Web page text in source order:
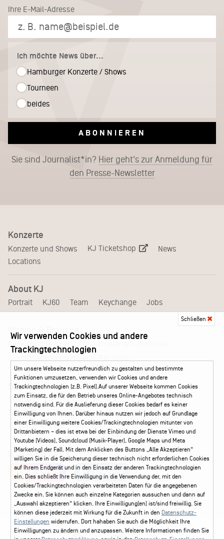
Ihre E-Mail-Adresse
Ich möchte News über...
Hamburger Konzerte / Shows
Tourneen
beides
ABONNIEREN
Sie sind Journalist*in? Hier geht's zur Anmeldung für
den Presse-Newsletter
Konzerte
Konzerte und Shows KJ Ticketshop
News
Locations
About KJ
Portrait KJ60 Team Keychange Jobs
Medien & Branche
Booking Presse
Service
Kontakt Leichte Sprache
FAQ / Hilfe
Ticketshop Hamburg
Gutscheine
Callback-Service
Ticketservice 040 - 413 22 60
Social Media
Instagram Facebook
Schließen
Wir verwenden Cookies und andere
Trackingtechnologien
Um unsere Webseite nutzerfreundlich zu gestalten und bestimmte
Funktionen umzusetzen, verwenden wir Cookies und andere
Trackingtechnologien (z.B. Pixel).Auf unserer Webseite kommen Cookies
zum Einsatz, die für den Betrieb unseres Online-Angebotes technisch
notwendig sind. Für die Auslieferung dieser Cookies bedarf es keiner
Einwilligung von Ihnen. Darüber hinaus nutzen wir jedoch auf Grundlage
einer Einwilligung weitere Cookies/Trackingtechnologien mitunter von
Drittanbietern – dies ist etwa bei der Einbindung der Dienste Vimeo und
Youtube (Videos), Soundcloud (Musik-Player), Google Maps und Meta
(Marketing) der Fall. Mit dem Anklicken des Buttons „Alle Akzeptieren“
willigen Sie in die Speicherung dieser technisch nicht erforderlichen Cookies
auf Ihrem Endgerät und in den Einsatz der anderen Trackingtechnologien
ein. Dies schließt Ihre Einwilligung in die Verwendung der, mit den
Cookies/Trackingtechnologien verarbeiteten Daten für die angegebenen
Zwecke ein. Sie können auch einzelne Kategorien aussuchen und dann auf
„Auswahl akzeptieren“ klicken. Ihre Einwilligung(en) ist/sind freiwillig. Sie
können diese jederzeit mit Wirkung für die Zukunft in den Datenschutz-
Einstellungen widerrufen. Dort hahaben Sie auch die Möglichkeit Ihre
Einwilligungen zu ändern und anzupassen. Weitere Informationen finden Sie